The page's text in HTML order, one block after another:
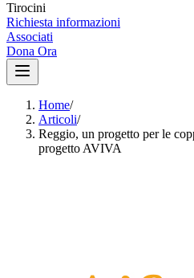
Tirocini
Richiesta informazioni
Associati
Dona Ora
Home/
Articoli/
Reggio, un progetto per le
progetto AVIVA